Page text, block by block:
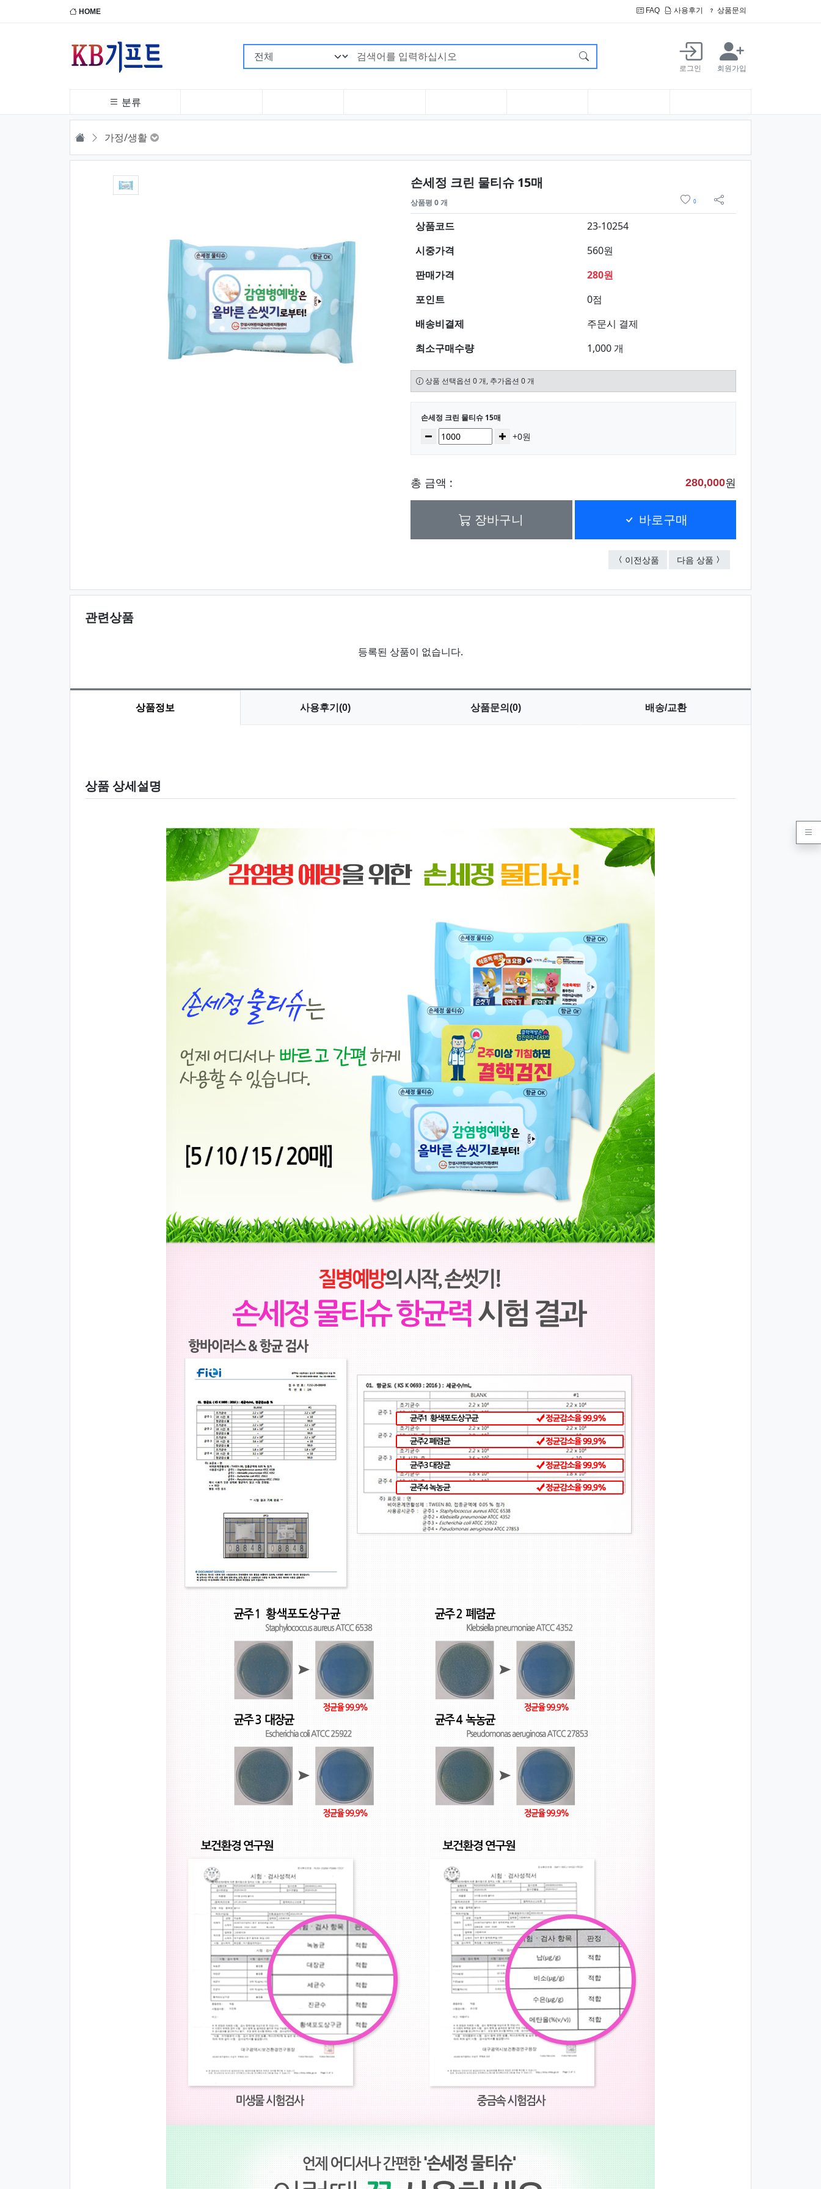
HOME FAQ 사용후기 상품문의
검색어 필수
로그인 회원가입
분류
HOME 가정/생활
손세정 크린 물티슈 15매
상품평 0 개 0
sns 공유
상품코드
23-10254
시중가격
560원
판매가격
280원
포인트
0점
배송비결제
주문시 결제
최소구매수량
1,000 개
상품 선택옵션 0 개, 추가옵션 0 개
선택된 옵션
손세정 크린 물티슈 15매
수량감소 증가+0원
총 금액 : 280,000원
장바구니 바로구매
이전상품 손세정 크린 물티슈 20매
다음 상품 손세정 크린 물티슈 10매
관련상품
등록된 상품이 없습니다.
상품정보 사용후기(0) 상품문의(0) 배송/교환
상품 상세설명